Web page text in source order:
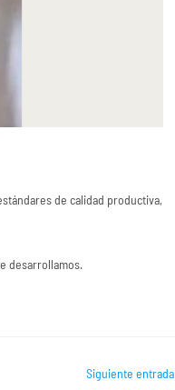
de calidad productiva,
desarrollamos.
Siguiente entrada